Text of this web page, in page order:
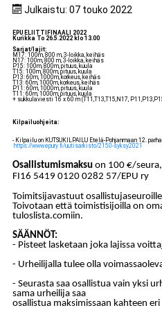
Julkaistu: 07 touko 2022
EPU ELIITTIFINAALI 2022
Kurikka To 26.5.2022 klo 13.00
Sarjat/lajit:
M17: 100m, 800 m, 3-loikka, keihäs
N17: 100m, 800 m, 3-loikka, keihäs
P15: 100m, 800m, pituus, kuula
T15: 100m, 800m, pituus, kuula
P13: 60m, 1000m, korkeus, keihäs
T13: 60m, 1000m, korkeus, keihäs
P11: 60m, 1000m, pituus, kuula
T11: 60m, 1000m, pituus, kuula
+ sukkulaviesti 16 x 60 m (T11,T13,T15,N17,
Kilpailuohjeita:
- Kilpailu on KUTSUKILPAILU Etelä-Pohjanmaan 12.
https://www.epury.fi/uutisarkisto/2150-syksy2021
Osallistumismaksu on 100 €/
FI16 5419 0120 0282 57/EPU ry
Toimitsijavastuut
Toivotaan että toimistisijoilla on
tuloslista.comiin.
SÄÄNNÖT:
- Pisteet lasketaan joka lajissa
- Urheilijalla tulee olla
- Seurasta saa osallistua vain yksi
sama urheilija saa
osallistua maksimissaan kahteen